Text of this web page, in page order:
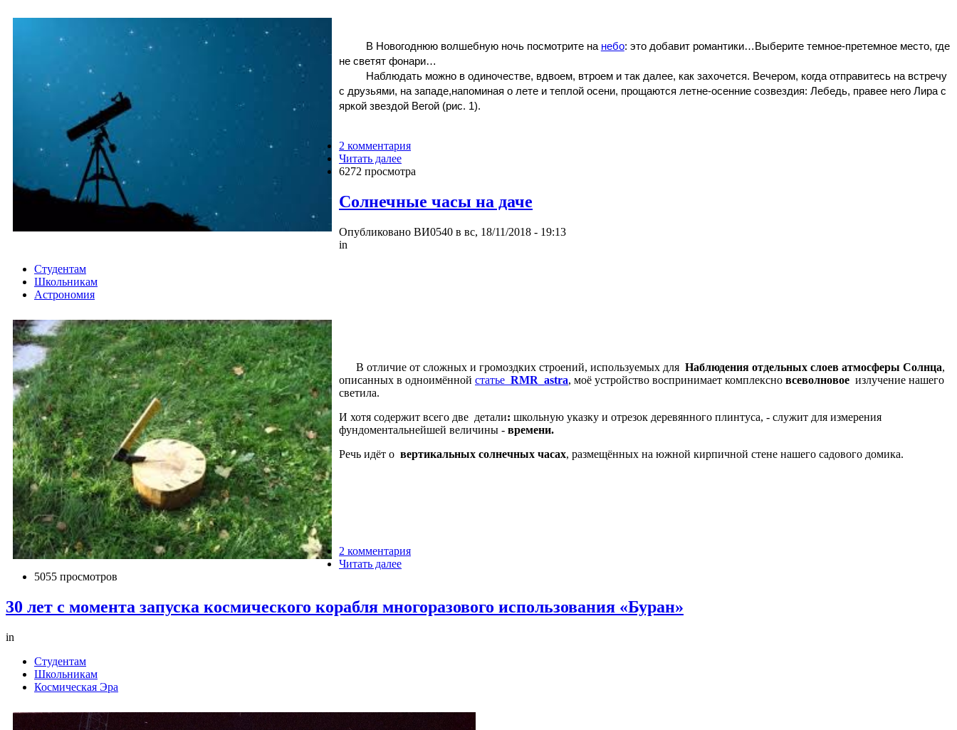
В Новогоднюю волшебную ночь посмотрите на небо: это добавит романтики… Выберите темное-претемное место, где
не светят фонари…
Наблюдать можно в одиночестве, вдвоем, втроем и так далее, как захочется. Вечером, когда отправитесь на встречу
с друзьями, на западе,напоминая о лете и теплой осени, прощаются летне-осенние созвездия: Лебедь, правее него Лира с
яркой звездой Вегой (рис. 1).
2 комментария
Читать далее
6272 просмотра
Солнечные часы на даче
Опубликовано ВИ0540 в вс, 18/11/2018 - 19:13
in
Студентам
Школьникам
Астрономия
В отличие от сложных и громоздких строений, используемых для Наблюдения отдельных слоев атмосферы Солнца,
описанных в одноимённой статье RMR_astra, моё устройство воспринимает комплексно всеволновое излучение нашего
светила.
И хотя содержит всего две детали: школьную указку и отрезок деревянного плинтуса, - служит для измерения
фундоментальнейшей величины - времени.
Речь идёт о вертикальных солнечных часах, размещённых на южной кирпичной стене нашего садового домика.
2 комментария
Читать далее
5055 просмотров
30 лет с момента запуска космического корабля многоразового использования «Буран»
in
Студентам
Школьникам
Космическая Эра